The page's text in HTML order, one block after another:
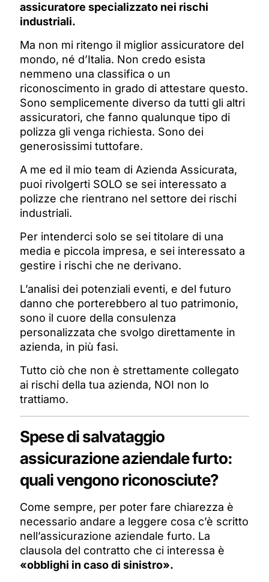
assicuratore specializzato nei rischi
industriali.
Ma non mi ritengo il miglior assicuratore del
mondo, né d’Italia. Non credo esista
nemmeno una classifica o un
riconoscimento in grado di attestare questo.
Sono semplicemente diverso da tutti gli altri
assicuratori, che fanno qualunque tipo di
polizza gli venga richiesta. Sono dei
generosissimi tuttofare.
A me ed il mio team di Azienda Assicurata,
puoi rivolgerti SOLO se sei interessato a
polizze che rientrano nel settore dei rischi
industriali.
Per intenderci solo se sei titolare di una
media e piccola impresa, e sei interessato a
gestire i rischi che ne derivano.
L’analisi dei potenziali eventi, e del futuro
danno che porterebbero al tuo patrimonio,
sono il cuore della consulenza
personalizzata che svolgo direttamente in
azienda, in più fasi.
Tutto ciò che non è strettamente collegato
ai rischi della tua azienda, NOI non lo
trattiamo.
Spese di salvataggio
assicurazione aziendale furto:
quali vengono riconosciute?
Come sempre, per poter fare chiarezza è
necessario andare a leggere cosa c’è scritto
nell’assicurazione aziendale furto. La
clausola del contratto che ci interessa è
«obblighi in caso di sinistro».